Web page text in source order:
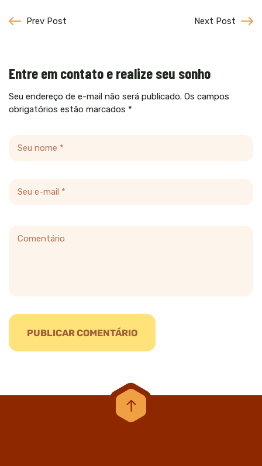
Prev Post Next Post
Entre em contato e realize seu sonho
Seu endereço de e-mail não será publicado. Os campos
obrigatórios estão marcados *